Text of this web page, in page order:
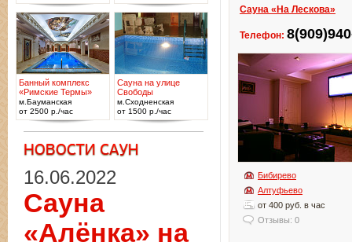
Сауна «На Лескова»
Телефон:
Бибирево
Алтуфьево
от 400 руб. в час
Отзывы: 0
Банный комплекс
«Римские Термы»
м.Бауманская
от 2500 р./час
Сауна на улице
Свободы
м.Сходненская
от 1500 р./час
16.06.2022
Сауна
«Алёнка» на